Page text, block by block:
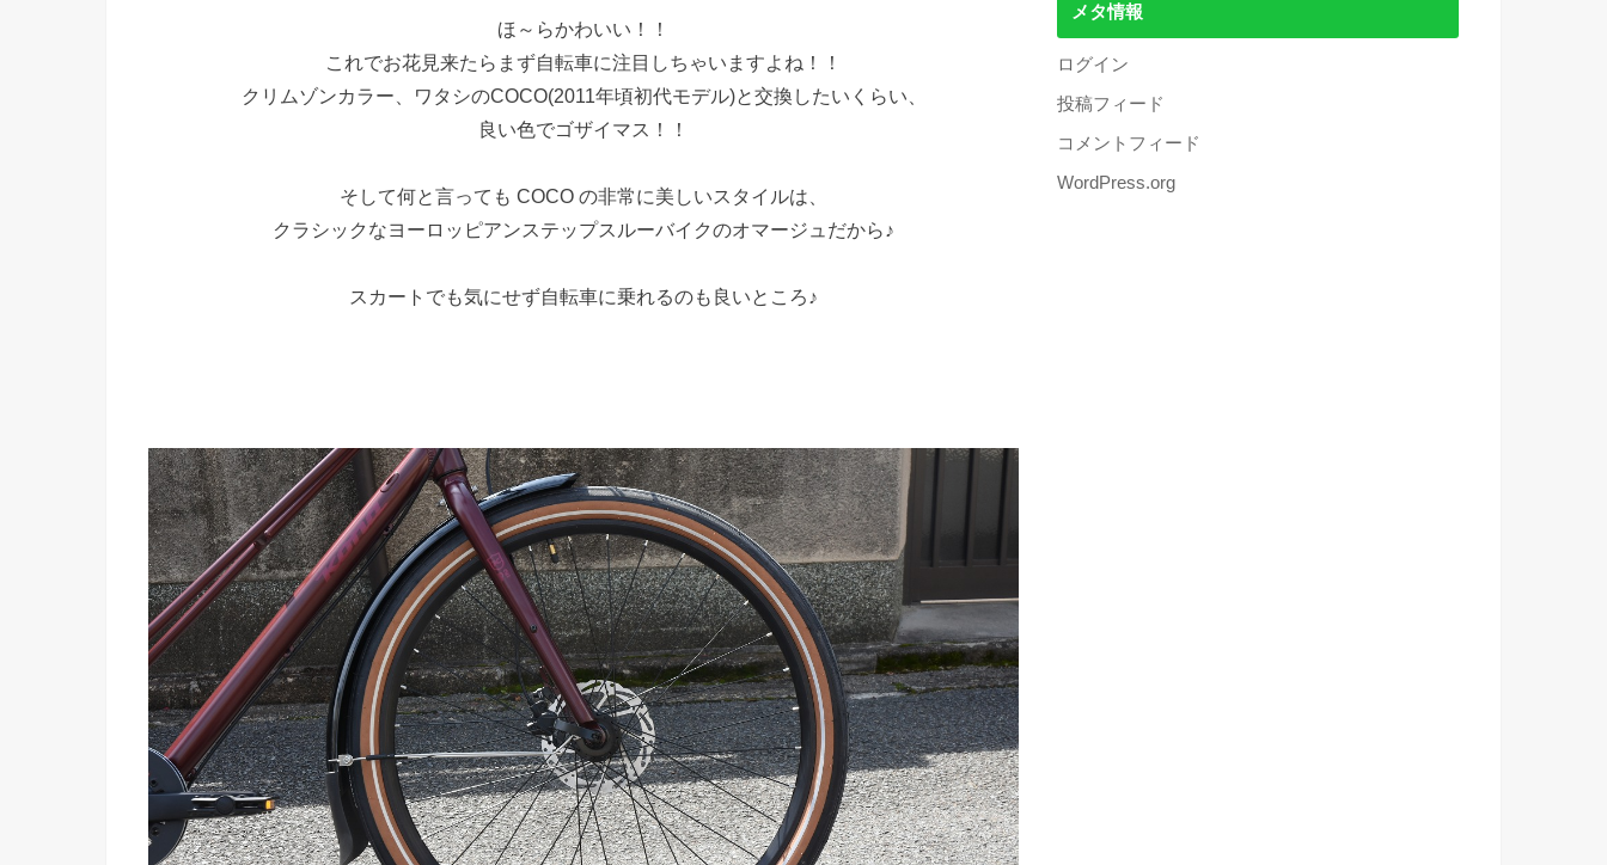
ほ～らかわいい！！
これでお花見来たらまず自転車に注目しちゃいますよね！！
クリムゾンカラー、ワタシのCOCO(2011年頃初代モデル)と交換したいくらい、
良い色でゴザイマス！！
そして何と言っても COCO の非常に美しいスタイルは、
クラシックなヨーロッピアンステップスルーバイクのオマージュだから♪
スカートでも気にせず自転車に乗れるのも良いところ♪
メタ情報
ログイン
投稿フィード
コメントフィード
WordPress.org